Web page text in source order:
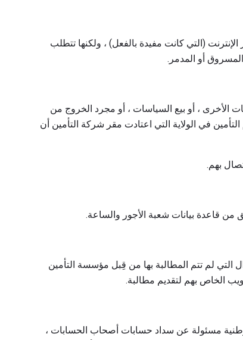
(التي كانت مفيدة بالفعل) ، ولكنها تتطلب
الأخرى ، أو بيع السياسات ، أو مجرد الخروج من
في الولاية التي اعتادت مقر شركة التأمين أن
بهم.
قاعدة بيانات شعبة الأجور والساعة.
التي لم تتم المطالبة بها من قِبل مؤسسة التأمين
الخاص بهم لتقديم مطالبة.
الوطنية مسئولة عن سداد حسابات أصحاب الحسابات ،